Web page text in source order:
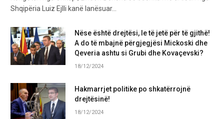
Shqipëria Luiz Ejlli kanë lanësuar…
Nëse është drejtësi, le të jetë për të gjithë!
A do të mbajnë përgjegjësi Mickoski dhe
Qeveria ashtu si Grubi dhe Kovaçevski?
18/12/2024
Hakmarrjet politike po shkatërrojnë
drejtësinë!
18/12/2024